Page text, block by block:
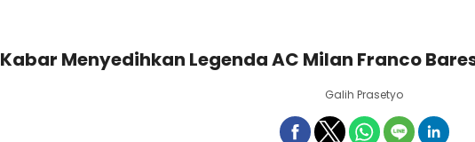
Kabar Menyedihkan Legenda AC Milan Franco
Galih Prasetyo